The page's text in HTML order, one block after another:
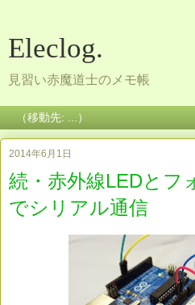
Eleclog.
見習い赤魔道士のメモ帳
2014年6月1日
続・赤外線LEDとフ
でシリアル通信